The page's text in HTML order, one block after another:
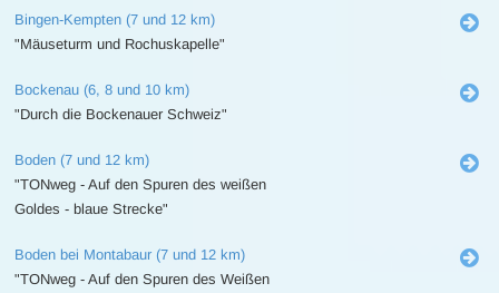
Bingen-Kempten (7 und 12 km)
"Mäuseturm und Rochuskapelle"
Bockenau (6, 8 und 10 km)
"Durch die Bockenauer Schweiz"
Boden (7 und 12 km)
"TONweg - Auf den Spuren des weißen
Goldes - blaue Strecke"
Boden bei Montabaur (7 und 12 km)
"TONweg - Auf den Spuren des Weißen